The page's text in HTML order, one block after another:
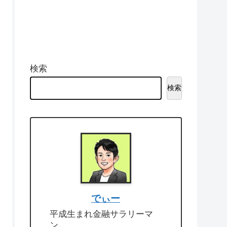
検索
検索
でぃー
平成生まれ金融サラリーマ